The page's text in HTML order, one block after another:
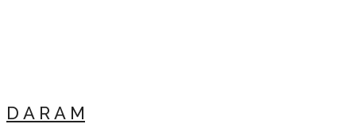
D A R A M